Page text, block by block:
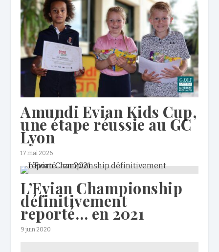
Amundi Evian Kids Cup,
une étape réussie au GC
Lyon
17 mai 2026
L’Evian Championship
définitivement
reporté… en 2021
9 juin 2020